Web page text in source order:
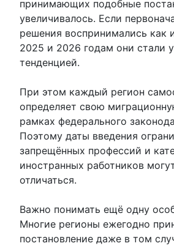
принимающих подобные
увеличивалось. Если
решения воспринимались как
2025 и 2026 годам они стали
тенденцией.
При этом каждый регион
определяет свою
рамках федерального
Поэтому даты введения
запрещённых профессий и
иностранных работников
отличаться.
Важно понимать ещё одну
Многие регионы ежегодно
постановление даже в том